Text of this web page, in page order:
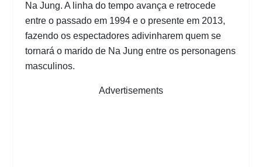
Na Jung. A linha do tempo avança e retrocede
entre o passado em 1994 e o presente em 2013,
fazendo os espectadores adivinharem quem se
tornará o marido de Na Jung entre os personagens
masculinos.
Advertisements